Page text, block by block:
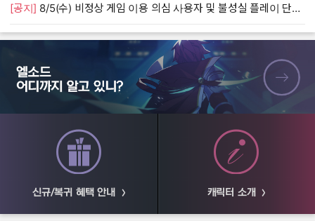
[공지] 8/5(수) 비정상 게임 이용 의심 사용자 및 불성실 플레이 단속 안내
엘소드 어디까지 알고 있니?
신규/복귀 혜택 안내 캐릭터 소개